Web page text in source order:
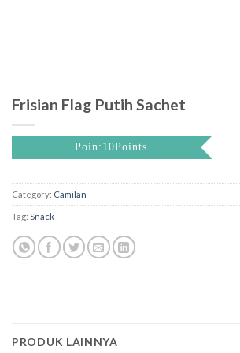
Frisian Flag Putih Sachet
Poin:10Points
Category: Camilan
Tag: Snack
PRODUK LAINNYA